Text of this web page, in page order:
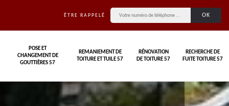
ÊTRE RAPPELÉ
POSE ET
CHANGEMENT DE
GOUTTIÈRES 57
REMANIEMENT DE
TOITURE ET TUILE 57
RÉNOVATION
DE TOITURE 57
RECHERCHE DE
FUITE TOITURE 57